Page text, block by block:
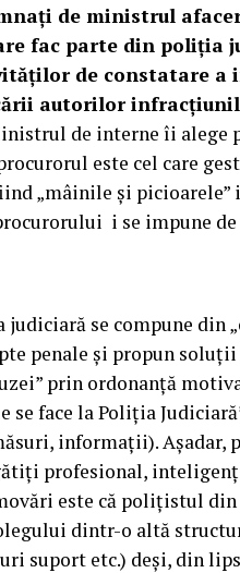
de ministrul
fac parte din poliţia
de constatare a
autorilor
de interne îi
este cel care
„mâinile și
i se impune
se compune din
penale și propun
prin ordonanță
se face la Poliția
informații).
profesional,
este că polițistul
dintr-o altă
suport etc.) deși, din